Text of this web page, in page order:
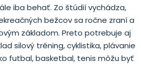
iba behať. Zo štúdií vychádza,
bežcov sa ročne zraní a
základom. Preto potrebuje aj
silový tréning, cyklistika, plávanie
futbal, basketbal, tenis môžu byť